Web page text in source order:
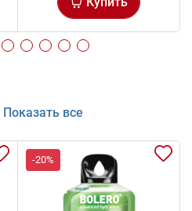
Показать все
-20%